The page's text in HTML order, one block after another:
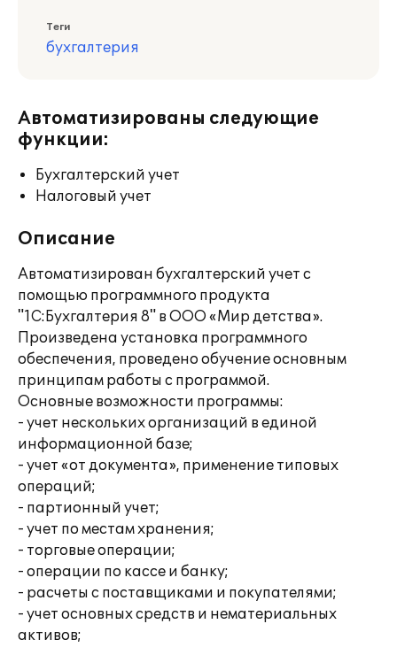
Теги
бухгалтерия
Автоматизированы следующие
функции:
Бухгалтерский учет
Налоговый учет
Описание
Автоматизирован бухгалтерский учет с
помощью программного продукта
"1С:Бухгалтерия 8" в ООО «Мир детства».
Произведена установка программного
обеспечения, проведено обучение основным
принципам работы с программой.
Основные возможности программы:
- учет нескольких организаций в единой
информационной базе;
- учет «от документа», применение типовых
операций;
- партионный учет;
- учет по местам хранения;
- торговые операции;
- операции по кассе и банку;
- расчеты с поставщиками и покупателями;
- учет основных средств и нематериальных
активов;